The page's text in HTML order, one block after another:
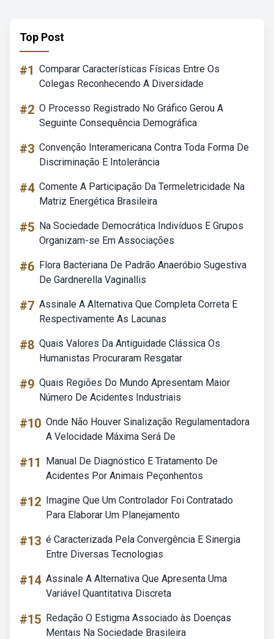
Top Post
#1 Comparar Características Físicas Entre Os
Colegas Reconhecendo A Diversidade
#2 O Processo Registrado No Gráfico Gerou A
Seguinte Consequência Demográfica
#3 Convenção Interamericana Contra Toda Forma De
Discriminação E Intolerância
#4 Comente A Participação Da Termeletricidade Na
Matriz Energética Brasileira
#5 Na Sociedade Democrática Indivíduos E Grupos
Organizam-se Em Associações
#6 Flora Bacteriana De Padrão Anaeróbio Sugestiva
De Gardnerella Vaginallis
#7 Assinale A Alternativa Que Completa Correta E
Respectivamente As Lacunas
#8 Quais Valores Da Antiguidade Clássica Os
Humanistas Procuraram Resgatar
#9 Quais Regiões Do Mundo Apresentam Maior
Número De Acidentes Industriais
#10 Onde Não Houver Sinalização Regulamentadora
A Velocidade Máxima Será De
#11
Manual De Diagnóstico E Tratamento De
Acidentes Por Animais Peçonhentos
#12 Imagine Que Um Controlador Foi Contratado
Para Elaborar Um Planejamento
#13 é Caracterizada Pela Convergência E Sinergia
Entre Diversas Tecnologias
#14 Assinale A Alternativa Que Apresenta Uma
Variável Quantitativa Discreta
#15 Redação O Estigma Associado às Doenças
Mentais Na Sociedade Brasileira